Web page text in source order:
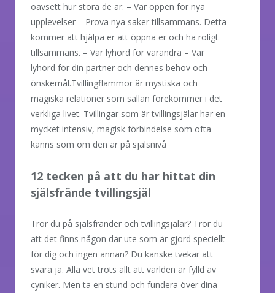
oavsett hur stora de är. – Var öppen för nya
upplevelser – Prova nya saker tillsammans. Detta
kommer att hjälpa er att öppna er och ha roligt
tillsammans. – Var lyhörd för varandra – Var
lyhörd för din partner och dennes behov och
önskemål.Tvillingflammor är mystiska och
magiska relationer som sällan förekommer i det
verkliga livet. Tvillingar som är tvillingsjälar har en
mycket intensiv, magisk förbindelse som ofta
känns som om den är på själsnivå
12 tecken på att du har hittat din
själsfrände tvillingsjäl
Tror du på själsfränder och tvillingsjälar? Tror du
att det finns någon där ute som är gjord speciellt
för dig och ingen annan? Du kanske tvekar att
svara ja. Alla vet trots allt att världen är fylld av
cyniker. Men ta en stund och fundera över dina